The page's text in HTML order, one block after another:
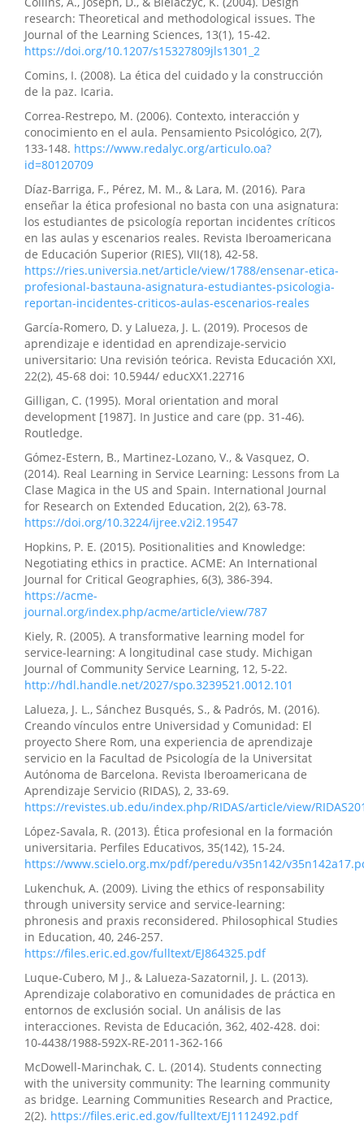
research: Theoretical and methodological issues. The
Journal of the Learning Sciences, 13(1), 15-42.
https://doi.org/10.1207/s15327809jls1301_2
Comins, I. (2008). La ética del cuidado y la construcción
de la paz. Icaria.
Correa-Restrepo, M. (2006). Contexto, interacción y
conocimiento en el aula. Pensamiento Psicológico, 2(7),
133-148. https://www.redalyc.org/articulo.oa?
id=80120709
Díaz-Barriga, F., Pérez, M. M., & Lara, M. (2016). Para
enseñar la ética profesional no basta con una asignatura:
los estudiantes de psicología reportan incidentes críticos
en las aulas y escenarios reales. Revista Iberoamericana
de Educación Superior (RIES), VII(18), 42-58.
https://ries.universia.net/article/view/1788/ensenar-etica-
profesional-bastauna-asignatura-estudiantes-psicologia-
reportan-incidentes-criticos-aulas-escenarios-reales
García-Romero, D. y Lalueza, J. L. (2019). Procesos de
aprendizaje e identidad en aprendizaje-servicio
universitario: Una revisión teórica. Revista Educación XXI,
22(2), 45-68 doi: 10.5944/ educXX1.22716
Gilligan, C. (1995). Moral orientation and moral
development [1987]. In Justice and care (pp. 31-46).
Routledge.
Gómez-Estern, B., Martinez-Lozano, V., & Vasquez, O.
(2014). Real Learning in Service Learning: Lessons from La
Clase Magica in the US and Spain. International Journal
for Research on Extended Education, 2(2), 63-78.
https://doi.org/10.3224/ijree.v2i2.19547
Hopkins, P. E. (2015). Positionalities and Knowledge:
Negotiating ethics in practice. ACME: An International
Journal for Critical Geographies, 6(3), 386-394.
https://acme-
journal.org/index.php/acme/article/view/787
Kiely, R. (2005). A transformative learning model for
service-learning: A longitudinal case study. Michigan
Journal of Community Service Learning, 12, 5-22.
http://hdl.handle.net/2027/spo.3239521.0012.101
Lalueza, J. L., Sánchez Busqués, S., & Padrós, M. (2016).
Creando vínculos entre Universidad y Comunidad: El
proyecto Shere Rom, una experiencia de aprendizaje
servicio en la Facultad de Psicología de la Universitat
Autónoma de Barcelona. Revista Iberoamericana de
Aprendizaje Servicio (RIDAS), 2, 33-69.
https://revistes.ub.edu/index.php/RIDAS/article/view/
López-Savala, R. (2013). Ética profesional en la formación
universitaria. Perfiles Educativos, 35(142), 15-24.
https://www.scielo.org.mx/pdf/peredu/v35n142/
Lukenchuk, A. (2009). Living the ethics of responsability
through university service and service-learning:
phronesis and praxis reconsidered. Philosophical Studies
in Education, 40, 246-257.
https://files.eric.ed.gov/fulltext/EJ864325.pdf
Luque-Cubero, M J., & Lalueza-Sazatornil, J. L. (2013).
Aprendizaje colaborativo en comunidades de práctica en
entornos de exclusión social. Un análisis de las
interacciones. Revista de Educación, 362, 402-428. doi:
10-4438/1988-592X-RE-2011-362-166
McDowell-Marinchak, C. L. (2014). Students connecting
with the university community: The learning community
as bridge. Learning Communities Research and Practice,
2(2). https://files.eric.ed.gov/fulltext/EJ1112492.pdf